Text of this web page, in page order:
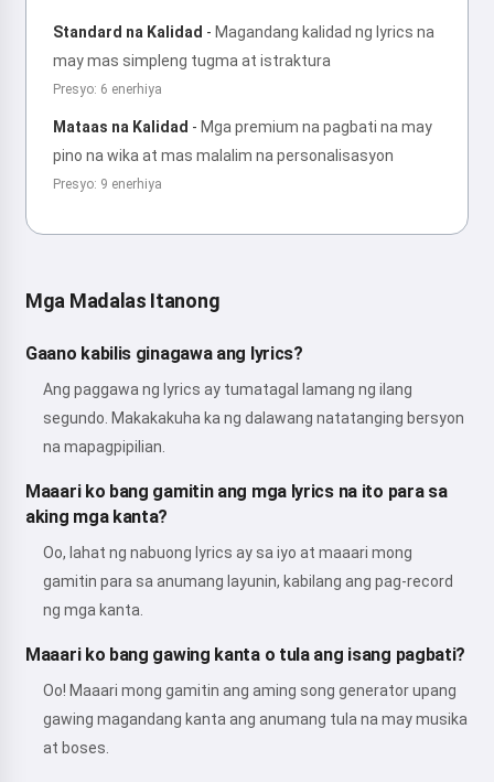
Standard na Kalidad - Magandang kalidad ng lyrics na
may mas simpleng tugma at istraktura
Presyo: 6 enerhiya
Mataas na Kalidad - Mga premium na pagbati na may
pino na wika at mas malalim na personalisasyon
Presyo: 9 enerhiya
Mga Madalas Itanong
Gaano kabilis ginagawa ang lyrics?
Ang paggawa ng lyrics ay tumatagal lamang ng ilang
segundo. Makakakuha ka ng dalawang natatanging bersyon
na mapagpipilian.
Maaari ko bang gamitin ang mga lyrics na ito para sa
aking mga kanta?
Oo, lahat ng nabuong lyrics ay sa iyo at maaari mong
gamitin para sa anumang layunin, kabilang ang pag-record
ng mga kanta.
Maaari ko bang gawing kanta o tula ang isang pagbati?
Oo! Maaari mong gamitin ang aming song generator upang
gawing magandang kanta ang anumang tula na may musika
at boses.